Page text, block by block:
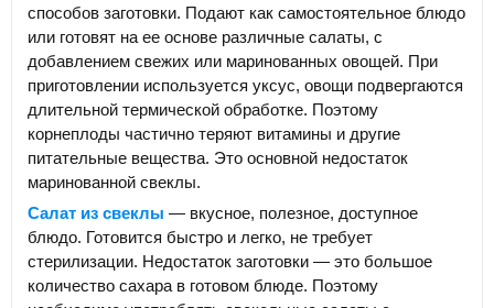
способов заготовки. Подают как самостоятельное блюдо
или готовят на ее основе различные салаты, с
добавлением свежих или маринованных овощей. При
приготовлении используется уксус, овощи подвергаются
длительной термической обработке. Поэтому
корнеплоды частично теряют витамины и другие
питательные вещества. Это основной недостаток
маринованной свеклы.
Салат из свеклы — вкусное, полезное, доступное
блюдо. Готовится быстро и легко, не требует
стерилизации. Недостаток заготовки — это большое
количество сахара в готовом блюде. Поэтому